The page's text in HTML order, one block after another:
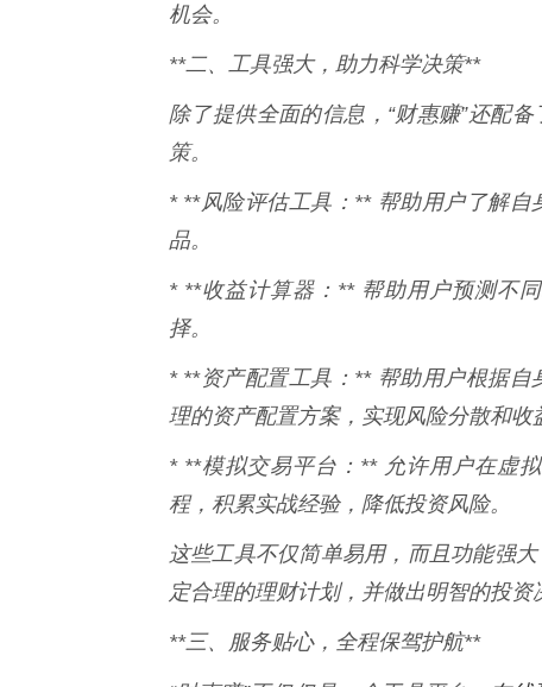
机会。
**二、工具强大，助力科学决策**
除了提供全面的信息，“财惠赚”还配
策。
* **风险评估工具：** 帮助用户了解
品。
* **收益计算器：** 帮助用户预测不
择。
* **资产配置工具：** 帮助用户根据
理的资产配置方案，实现风险分散和收
* **模拟交易平台：** 允许用户在虚
程，积累实战经验，降低投资风险。
这些工具不仅简单易用，而且功能强
定合理的理财计划，并做出明智的投资
**三、服务贴心，全程保驾护航**